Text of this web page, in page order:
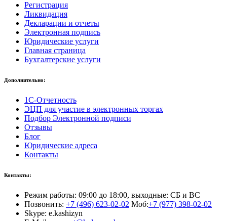
Регистрация
Ликвидация
Декларации и отчеты
Электронная подпись
Юридические услуги
Главная страница
Бухгалтерские услуги
Дополнительно:
1С-Отчетность
ЭЦП для участие в электронных торгах
Подбор Электронной подписи
Отзывы
Блог
Юридические адреса
Контакты
Контакты:
Режим работы: 09:00 до 18:00, выходные: СБ и ВС
Позвонить: +7 (496) 623-02-02 Моб:+7 (977) 398-02-02
Skype: e.kashizyn